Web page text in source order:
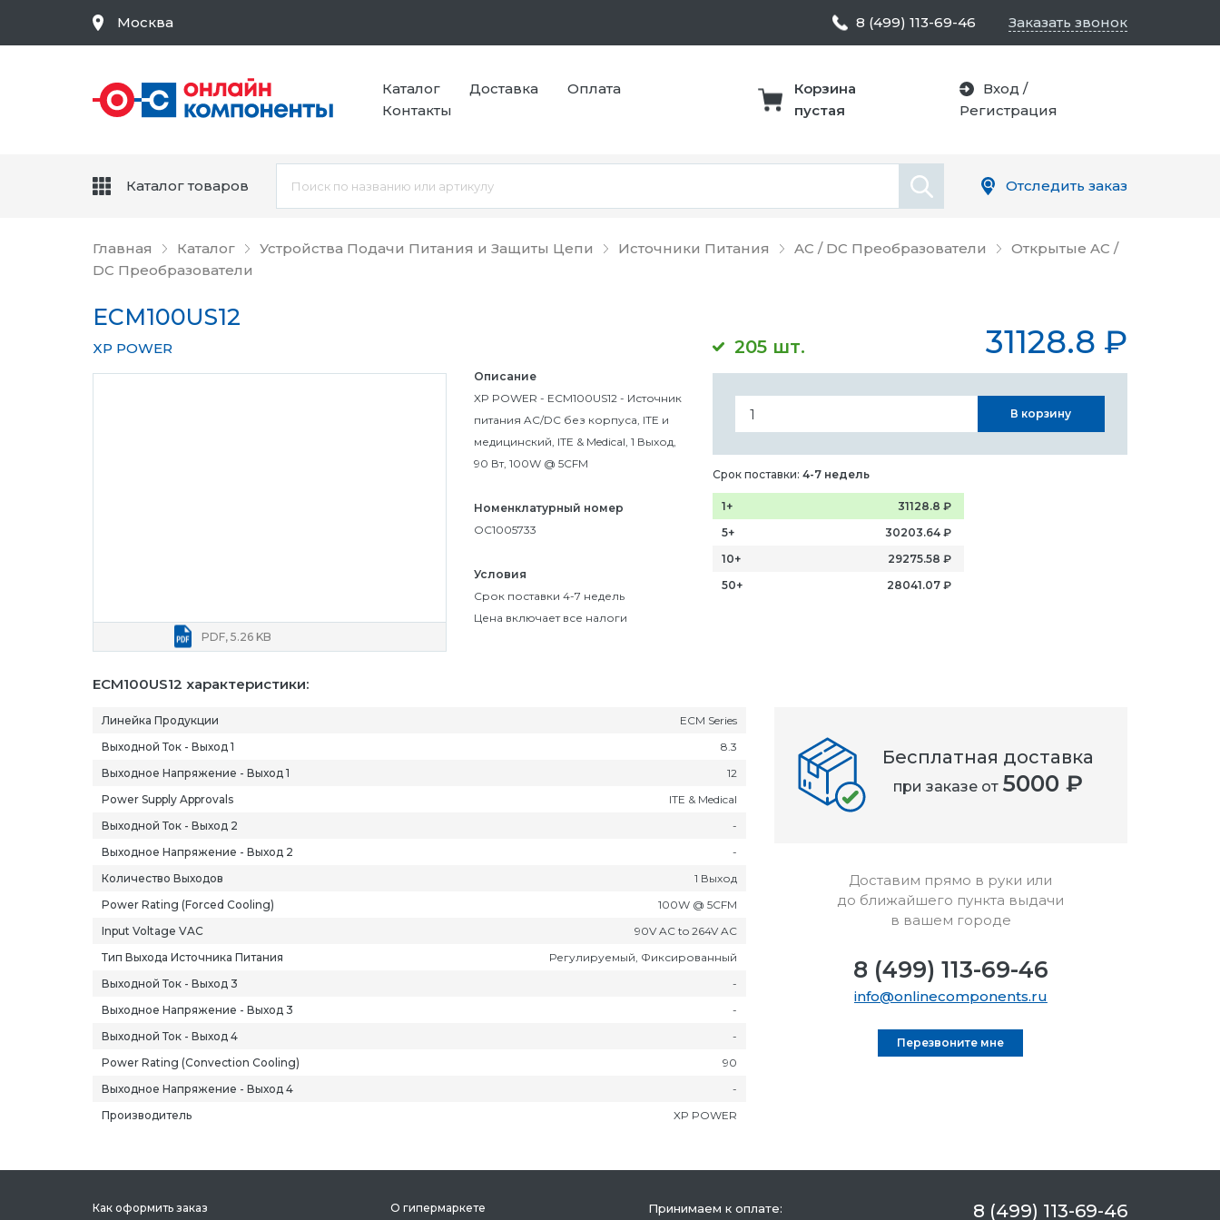
Главная Каталог Устройства Подачи Питания и Защиты Цепи Источники Питания AC / DC Преобразователи
Открытые AC /
DC Преобразователи
ECM100US12
XP POWER 205 шт. 31128.8 ₽
PDF, 5.26 KB
Описание
XP POWER - ECM100US12 - Источник
питания AC/DC без корпуса, ITE и
медицинский, ITE & Medical, 1 Выход,
90 Вт, 100W @ 5CFM
Номенклатурный номер
OC1005733
Условия
Срок поставки 4-7 недель
Цена включает все налоги
В корзину
Срок поставки: 4-7 недель
1+ 31128.8 ₽
5+
30203.64₽
10+
29275.58 ₽
50+
28041.07₽
ECM100US12 характеристики:
Линейка Продукции
ECM Series
Выходной Ток - Выход 1
8.3
Выходное Напряжение - Выход 1
12
Power Supply Approvals
ITE & Medical
Выходной Ток - Выход 2
-
Выходное Напряжение - Выход 2
-
Количество Выходов
1 Выход
Power Rating (Forced Cooling)
100W @ 5CFM
Input Voltage VAC
90V AC to 264V AC
Тип Выхода Источника Питания
Регулируемый, Фиксированный
Выходной Ток - Выход 3
-
Выходное Напряжение - Выход 3
-
Выходной Ток - Выход 4
-
Power Rating (Convection Cooling)
90
Выходное Напряжение - Выход 4
-
Производитель
XP POWER
Бесплатная доставка
при заказе от 5000 ₽
Доставим прямо в руки или
до ближайшего пункта выдачи
в вашем городе
8 (499) 113-69-46
info@onlinecomponents.ru
Перезвоните мне
Москва 8 (499) 113-69-46 Заказать звонок
Каталог Доставка
Оплата
Контакты
Корзина
пустая
Вход /
Регистрация
Каталог товаров Отследить заказ
Как оформить заказ О гипермаркете Принимаем к оплате: 8 (499) 113-69-46